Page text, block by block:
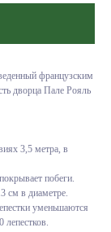
французским
дворца Пале Рояль
3,5 метра, в
побеги.
см в диаметре.
уменьшаются
лепестков.